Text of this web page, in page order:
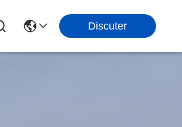
Discuter